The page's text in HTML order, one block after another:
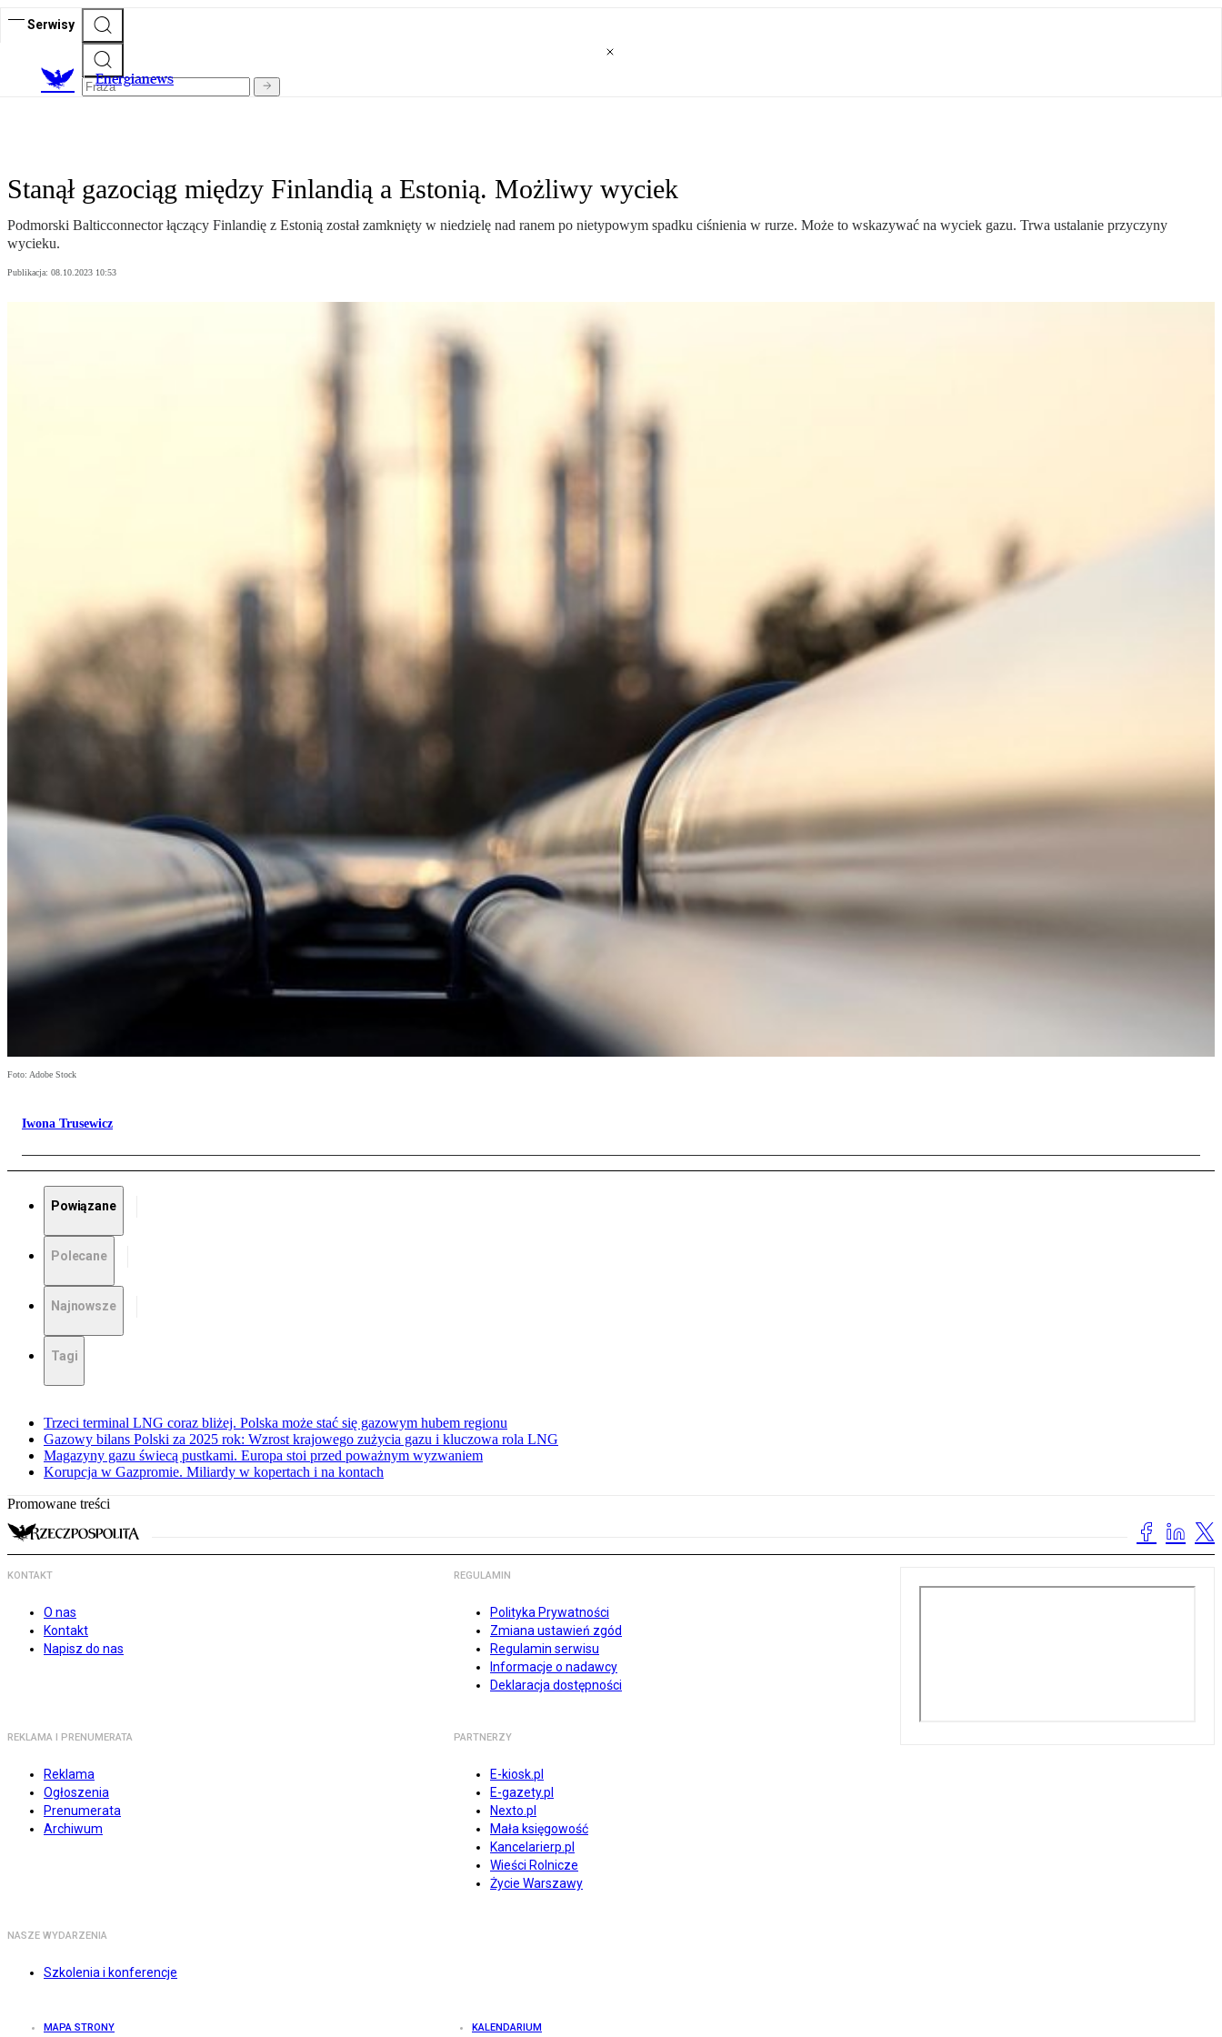
Serwisy
Energianews
Stanął gazociąg między Finlandią a Estonią. Możliwy wyciek
Podmorski Balticconnector łączący Finlandię z Estonią został zamknięty w niedzielę nad ranem po nietypowym spadku ciśnienia w rurze. Może to wskazywać na wyciek gazu. Trwa ustalanie przyczyny
wycieku.
Publikacja: 08.10.2023 10:53
Foto: Adobe Stock
Iwona Trusewicz
Powiązane
Polecane
Najnowsze
Tagi
Trzeci terminal LNG coraz bliżej. Polska może stać się gazowym hubem regionu
Gazowy bilans Polski za 2025 rok: Wzrost krajowego zużycia gazu i kluczowa rola LNG
Magazyny gazu świecą pustkami. Europa stoi przed poważnym wyzwaniem
Korupcja w Gazpromie. Miliardy w kopertach i na kontach
Promowane treści
KONTAKT
O nas
Kontakt
Napisz do nas
REGULAMIN
Polityka Prywatności
Zmiana ustawień zgód
Regulamin serwisu
Informacje o nadawcy
Deklaracja dostępności
REKLAMA I PRENUMERATA
Reklama
Ogłoszenia
Prenumerata
Archiwum
PARTNERZY
E-kiosk.pl
E-gazety.pl
Nexto.pl
Mała księgowość
Kancelarierp.pl
Wieści Rolnicze
Życie Warszawy
NASZE WYDARZENIA
Szkolenia i konferencje
MAPA STRONY KALENDARIUM